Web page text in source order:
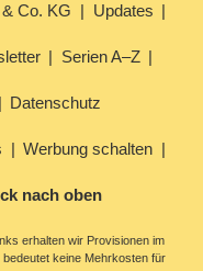
Co. KG Updates
Serien A–Z
Datenschutz
Werbung schalten
nach oben
erhalten wir Provisionen im
keine Mehrkosten für